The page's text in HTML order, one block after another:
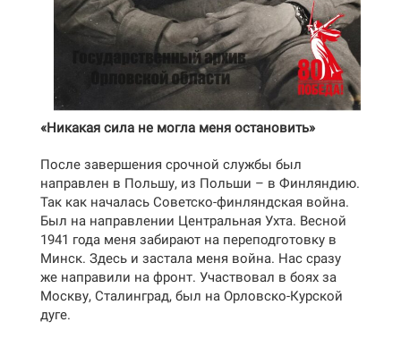
«Никакая сила не могла меня остановить»
После завершения срочной службы был
направлен в Польшу, из Польши – в Финляндию.
Так как началась Советско-финляндская война.
Был на направлении Центральная Ухта. Весной
1941 года меня забирают на переподготовку в
Минск. Здесь и застала меня война. Нас сразу
же направили на фронт. Участвовал в боях за
Москву, Сталинград, был на Орловско-Курской
дуге.